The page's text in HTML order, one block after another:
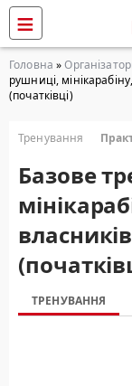
Головна »
рушниці,
(початківці)
Тренування
Базове
ТРЕНУВАННЯ